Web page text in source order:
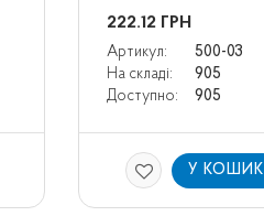
222.12 ГРН
Артикул:
500-03
На складі:
905
Доступно:
905
У КОШИК